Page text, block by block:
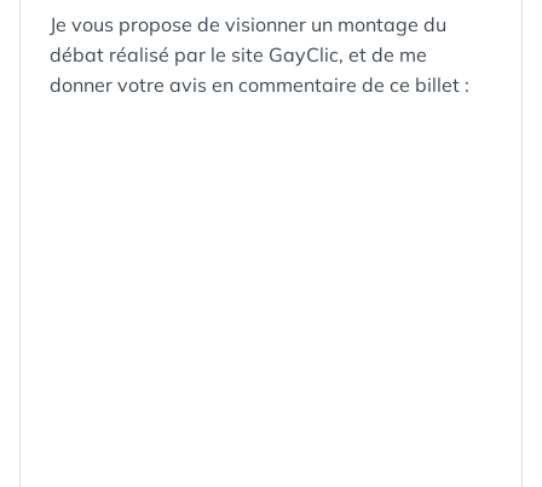
Je vous propose de visionner un montage du
débat réalisé par le site GayClic, et de me
donner votre avis en commentaire de ce billet :